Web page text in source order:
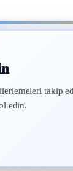
takip
edin.